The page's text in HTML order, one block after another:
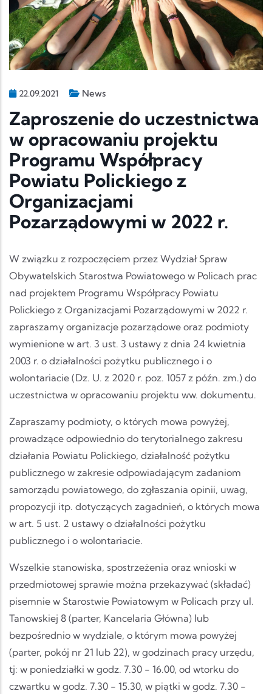
22.09.2021 News
Zaproszenie do uczestnictwa
w opracowaniu projektu
Programu Współpracy
Powiatu Polickiego z
Organizacjami
Pozarządowymi w 2022 r.
W związku z rozpoczęciem przez Wydział Spraw
Obywatelskich Starostwa Powiatowego w Policach prac
nad projektem Programu Współpracy Powiatu
Polickiego z Organizacjami Pozarządowymi w 2022 r.
zapraszamy organizacje pozarządowe oraz podmioty
wymienione w art. 3 ust. 3 ustawy z dnia 24 kwietnia
2003 r. o działalności pożytku publicznego i o
wolontariacie (Dz. U. z 2020 r. poz. 1057 z późn. zm.) do
uczestnictwa w opracowaniu projektu ww. dokumentu.
Zapraszamy podmioty, o których mowa powyżej,
prowadzące odpowiednio do terytorialnego zakresu
działania Powiatu Polickiego, działalność pożytku
publicznego w zakresie odpowiadającym zadaniom
samorządu powiatowego, do zgłaszania opinii, uwag,
propozycji itp. dotyczących zagadnień, o których mowa
w art. 5 ust. 2 ustawy o działalności pożytku
publicznego i o wolontariacie.
Wszelkie stanowiska, spostrzeżenia oraz wnioski w
przedmiotowej sprawie można przekazywać (składać)
pisemnie w Starostwie Powiatowym w Policach przy ul.
Tanowskiej 8 (parter, Kancelaria Główna) lub
bezpośrednio w wydziale, o którym mowa powyżej
(parter, pokój nr 21 lub 22), w godzinach pracy urzędu,
tj: w poniedziałki w godz. 7.30 - 16.00, od wtorku do
czwartku w godz. 7.30 - 15.30, w piątki w godz. 7.30 -